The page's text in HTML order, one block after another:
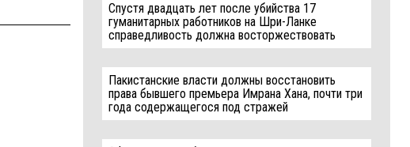
Спустя двадцать лет после убийства 17
гуманитарных работников на Шри-Ланке
справедливость должна восторжествовать
Пакистанские власти должны восстановить
права бывшего премьера Имрана Хана, почти три
года содержащегося под стражей